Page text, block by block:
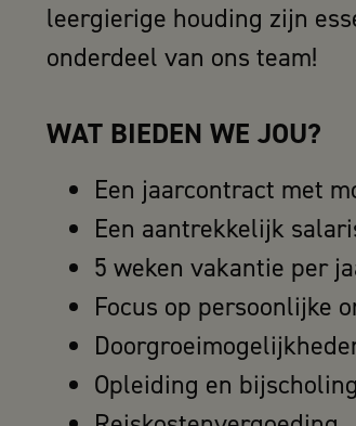
leergierige houding zijn
onderdeel van ons team!
WAT BIEDEN WE JOU?
Een jaarcontract met
Een aantrekkelijk
5 weken vakantie per
Focus op persoonlijke
Opleiding en